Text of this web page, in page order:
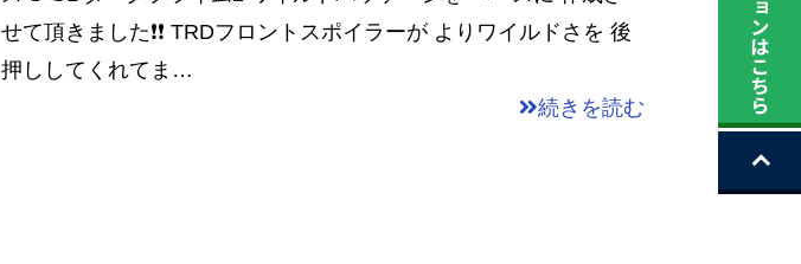
せて頂きました❗❗ TRDフロントスポイラーが よりワイルドさを 後
押ししてくれてま…
続きを読む